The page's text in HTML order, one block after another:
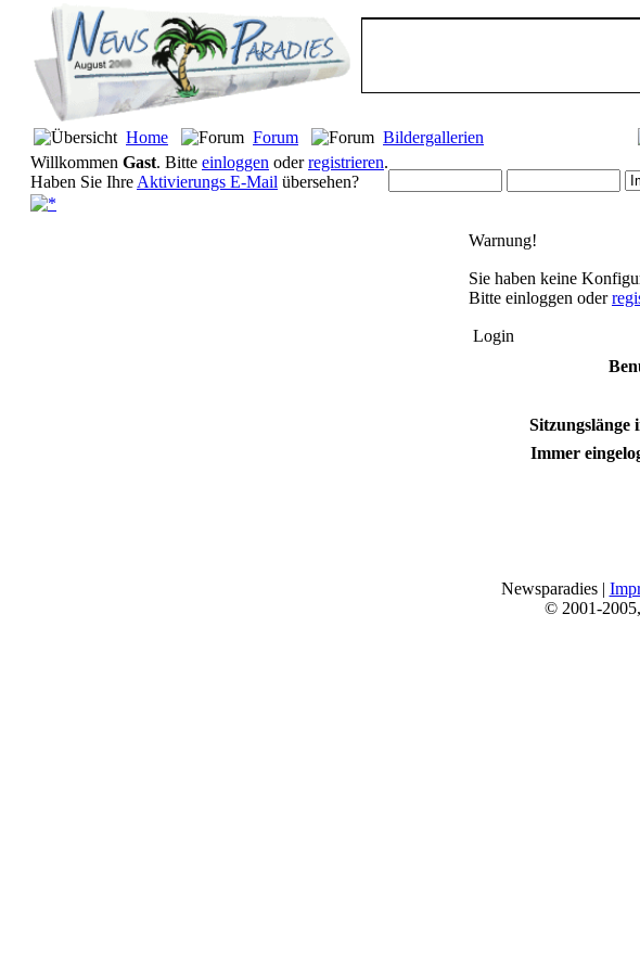
Home Forum Bildergallerien
Willkommen Gast. Bitte einloggen oderregistrieren.
Haben Sie Ihre Aktivierungs E-Mail übersehen?
Warnung!
Sie haben keine
Bitte einloggen oder
Login
Sitzungslänge
Immer
Newsparadies |
© 2001-2005,